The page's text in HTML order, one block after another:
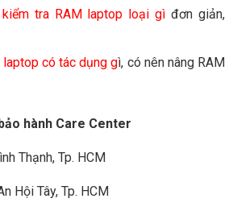
kiểm tra RAM laptop loại gì đơn giản,
laptop có tác dụng gì, có nên nâng RAM
hành Care Center
Thạnh, Tp. HCM
Hội Tây, Tp. HCM